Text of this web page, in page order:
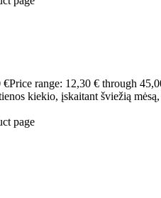
€Price range: 12,30 € through
kiekio, įskaitant šviežią
page